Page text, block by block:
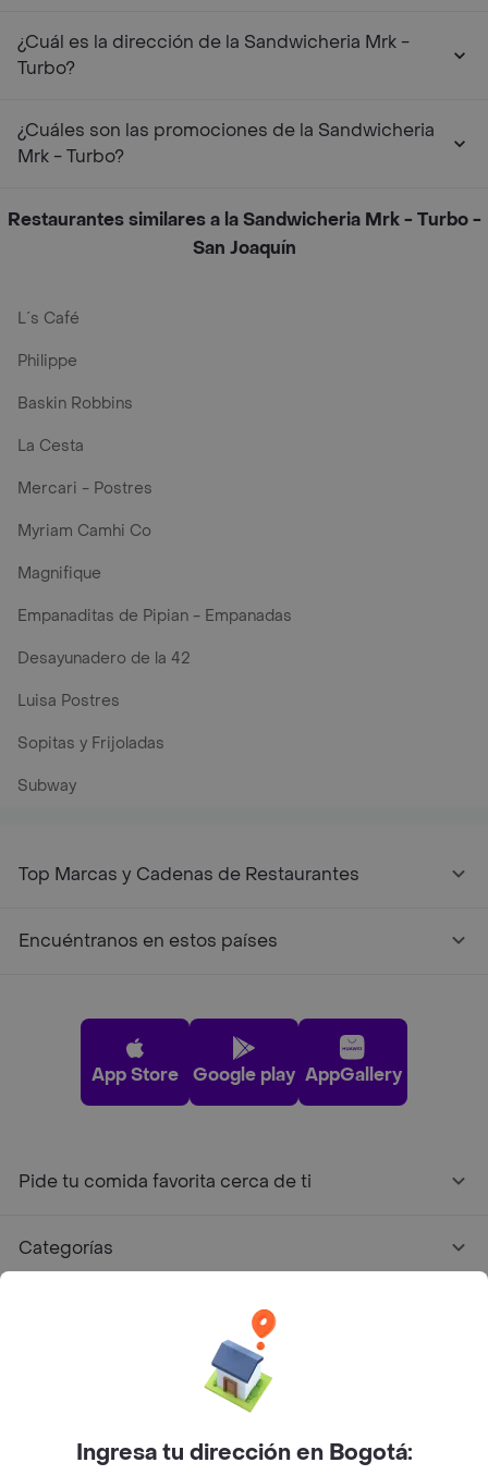
¿Cuál es la dirección de la Sandwicheria Mrk -
Turbo?
¿Cuáles son las promociones de la Sandwicheria
Mrk - Turbo?
Restaurantes similares a la Sandwicheria Mrk - Turbo -
San Joaquín
L´s Café
Philippe
Baskin Robbins
La Cesta
Mercari - Postres
Myriam Camhi Co
Magnifique
Empanaditas de Pipian - Empanadas
Desayunadero de la 42
Luisa Postres
Sopitas y Frijoladas
Subway
Top Marcas y Cadenas de Restaurantes
Encuéntranos en estos países
App Store Google play AppGallery
Pide tu comida favorita cerca de ti
Categorías
Facebook
Twitter
Instagram
Ingresa tu dirección en Bogotá: